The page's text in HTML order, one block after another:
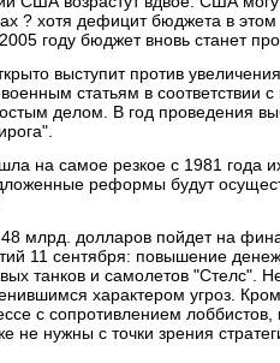
? хотя дефицит бюджета в этом
году бюджет вновь станет
выступит против
статьям в соответствии
делом. В год проведения
на самое резкое с 1981 года
реформы будут
млрд. долларов пойдет на
11 сентября: повышение
танков и самолетов "Стелс".
характером угроз.
с сопротивлением
нужны с точки зрения